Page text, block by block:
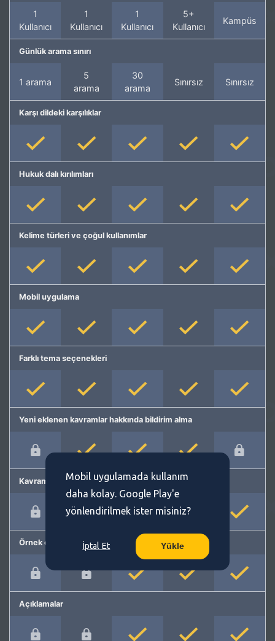
1
Kullanıcı
1
Kullanıcı
1
Kullanıcı
5+
Kullanıcı
Kampüs
Günlük arama sınırı
1 arama
5
arama
30
arama
Sınırsız Sınırsız
Karşı dildeki karşılıklar
Hukuk dalı kırılımları
Kelime türleri ve çoğul kullanımlar
Mobil uygulama
Farklı tema seçenekleri
Yeni eklenen kavramlar hakkında bildirim alma
Kavram önerme
Örnek cümleler
Açıklamalar
Mobil uygulamada kullanım
daha kolay. Google Play'e
yönlendirilmek ister misiniz?
İptal Et Yükle